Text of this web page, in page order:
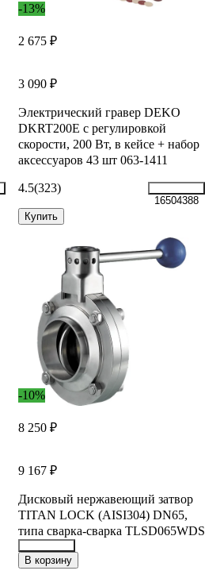
-13%
2 675 ₽
3 090 ₽
Электрический гравер DEKO
DKRT200E с регулировкой
скорости, 200 Вт, в кейсе + набор
аксессуаров 43 шт 063-1411
4.5(323)
16504388
Купить
-10%
8 250 ₽
9 167 ₽
Дисковый нержавеющий затвор
TITAN LOCK (AISI304) DN65,
типа сварка-сварка TLSD065WDS
22153953
В корзину